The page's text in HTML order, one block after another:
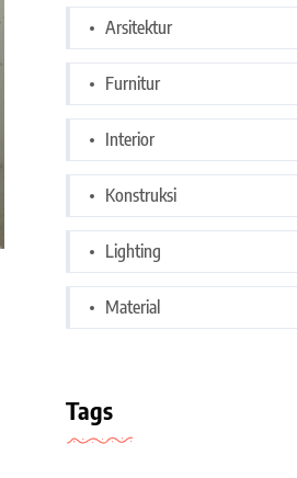
Arsitektur
Furnitur
Interior
Konstruksi
Lighting
Material
Tags